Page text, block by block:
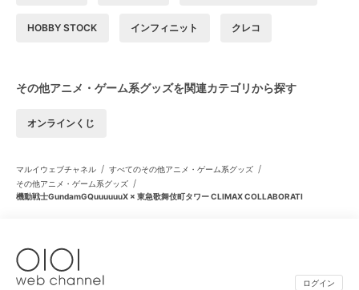
HOBBY STOCK インフィニット クレコ
その他アニメ・ゲーム系グッズを関連カテゴリから探す
オンラインくじ
マルイウェブチャネル / すべてのその他アニメ・ゲーム系グッズ /
その他アニメ・ゲーム系グッズ /
機動戦士GundamGQuuuuuuX × 東急歌舞伎町タワー CLIMAX COLLABORATI
ログイン